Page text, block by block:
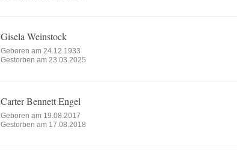
Gisela Weinstock
Geboren am 24.12.1933
Gestorben am 23.03.2025
Carter Bennett Engel
Geboren am 19.08.2017
Gestorben am 17.08.2018